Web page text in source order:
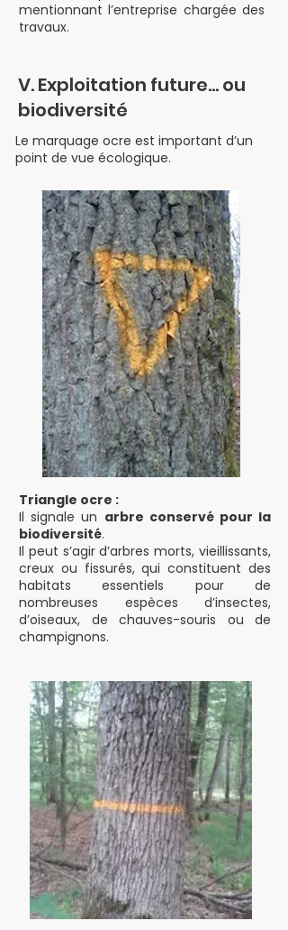
mentionnant l’entreprise chargée des
travaux.
V. Exploitation future… ou
biodiversité
Le marquage ocre est important d’un
point de vue écologique.
Triangle ocre :
Il signale un arbre conservé pour la
biodiversité.
Il peut s’agir d’arbres morts, vieillissants,
creux ou fissurés, qui constituent des
habitats essentiels pour de
nombreuses espèces d’insectes,
d’oiseaux, de chauves-souris ou de
champignons.